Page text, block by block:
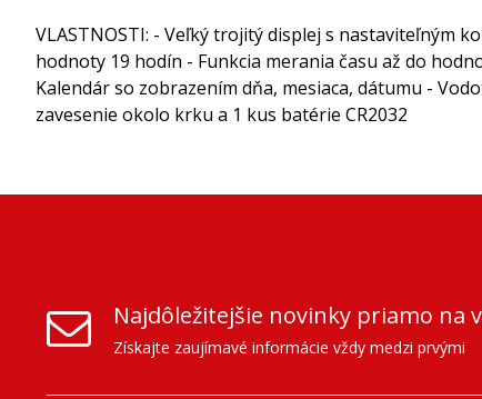
VLASTNOSTI: - Veľký trojitý displej s nastaviteľným
hodnoty 19 hodín - Funkcia merania času až do
Kalendár so zobrazením dňa, mesiaca, dátumu -
zavesenie okolo krku a 1 kus batérie CR2032
Najdôležitejšie novinky priamo na
Získajte zaujímavé informácie vždy medzi prvými